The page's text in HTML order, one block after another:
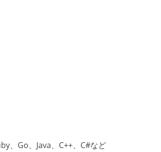
、Go、Java、C++、C#など